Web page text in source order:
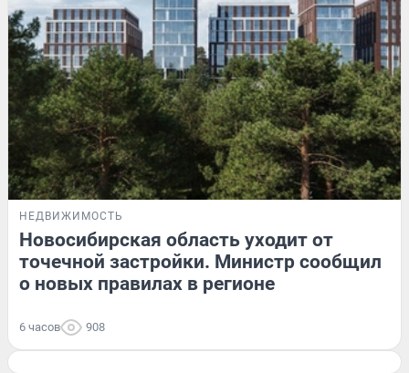
НЕДВИЖИМОСТЬ
Новосибирская область уходит от
точечной застройки. Министр сообщил
о новых правилах в регионе
6 часов 908